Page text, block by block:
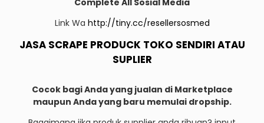
Complete All Sosial Media
Link Wa http://tiny.cc/resellersosmed
JASA SCRAPE PRODUCK TOKO SENDIRI ATAU
SUPLIER
Cocok bagi Anda yang jualan di Marketplace
maupun Anda yang baru memulai dropship.